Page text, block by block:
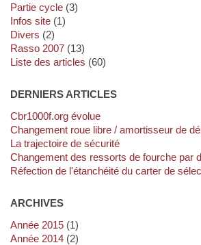
Partie cycle(3)
Infos site(1)
Divers (2)
Rasso 2007(13)
Liste des articles (60)
DERNIERS ARTICLES
cbr1000f.org évolue
Changement roue libre / amortisseur de
La trajectoire de sécurité
Changement des ressorts de fourche par
Réfection de l'étanchéité du carter de
ARCHIVES
année 2015(1)
année 2014(2)